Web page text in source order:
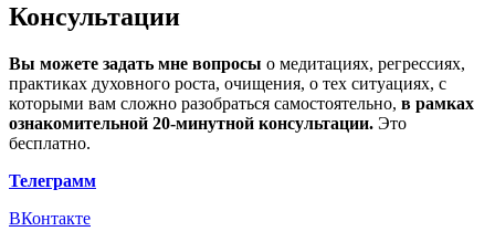
Консультации
Вы можете задать мне вопросы о медитациях, регрессиях,
практиках духовного роста, очищения, о тех ситуациях, с
которыми вам сложно разобраться самостоятельно, в рамках
ознакомительной 20-минутной консультации. Это
бесплатно.
Телеграмм
ВКонтакте